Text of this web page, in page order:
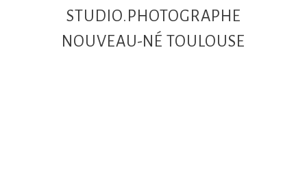
STUDIO.PHOTOGRAPHE
NOUVEAU-NÉ TOULOUSE